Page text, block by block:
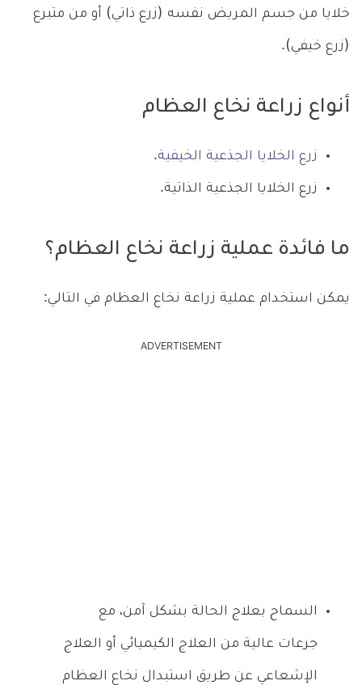
خلايا من جسم المريض نفسه (زرع ذاتي) أو من متبرع
(زرع خيفي).
أنواع زراعة نخاع العظام
زرع الخلايا الجذعية الخيفية.
زرع الخلايا الجذعية الذاتية.
ما فائدة عملية زراعة نخاع العظام؟
يمكن استخدام عملية زراعة نخاع العظام في التالي:
ADVERTISEMENT
السماح بعلاج الحالة بشكل آمن، مع
جرعات عالية من العلاج الكيميائي أو العلاج
الإشعاعي عن طريق استبدال نخاع العظام